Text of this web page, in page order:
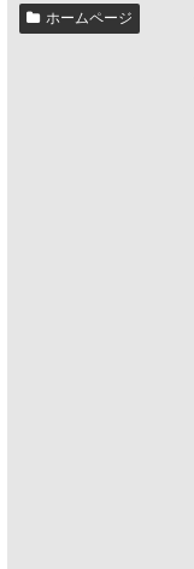
ホームページ